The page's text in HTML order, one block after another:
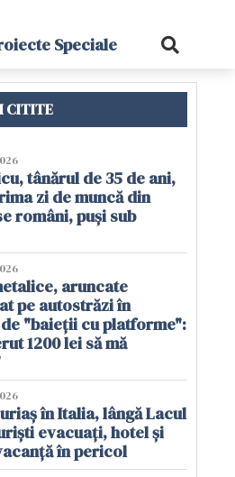
Speciale
CITITE
tânărul de 35 de ani,
zi de muncă din
români, puși sub
aruncate
pe autostrăzi în
"baieții cu platforme":
1200 lei să mă
în Italia, lângă Lacul
evacuați, hotel și
în pericol